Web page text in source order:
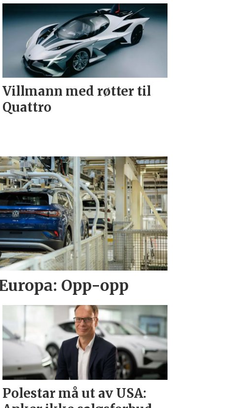
Villmann med røtter til
Quattro
Opp-opp
Polestar må ut av USA: